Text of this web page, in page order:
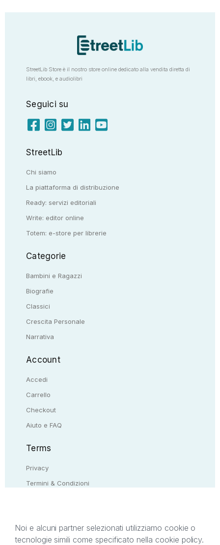
StreetLib Store è il nostro store online dedicato alla vendita diretta di
libri, ebook, e audiolibri
Seguici su
StreetLib
Chi siamo
La piattaforma di distribuzione
Ready: servizi editoriali
Write: editor online
Totem: e-store per librerie
Categorie
Bambini e Ragazzi
Biografie
Classici
Crescita Personale
Narrativa
Account
Accedi
Carrello
Checkout
Aiuto e FAQ
Terms
Privacy
Termini & Condizioni
Noi e alcuni partner selezionati utilizziamo cookie o
tecnologie simili come specificato nella cookie policy.